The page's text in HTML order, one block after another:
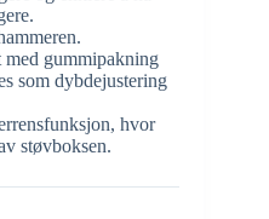
med gummipakning
som dybdejustering
hvor
støvboksen.